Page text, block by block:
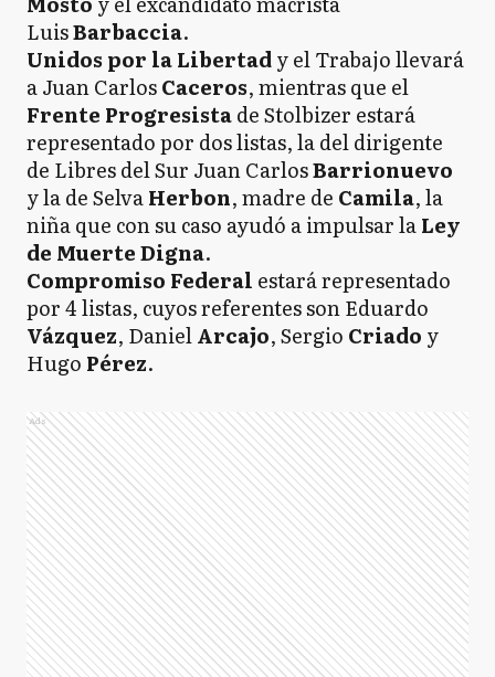
LuisBarbaccia.
Unidos por la Libertady el Trabajo llevará
a Juan CarlosCaceros, mientras que el
Frente Progresistade Stolbizer estará
representado por dos listas, la del dirigente
de Libres del Sur Juan CarlosBarrionuevo
y la de SelvaHerbon, madre de Camila, la
niña que con su caso ayudó a impulsar laLey
de Muerte Digna.
Compromiso Federal estará representado
por 4 listas, cuyos referentes son Eduardo
Vázquez, DanielArcajo, Sergio Criado y
Hugo Pérez.
Ads